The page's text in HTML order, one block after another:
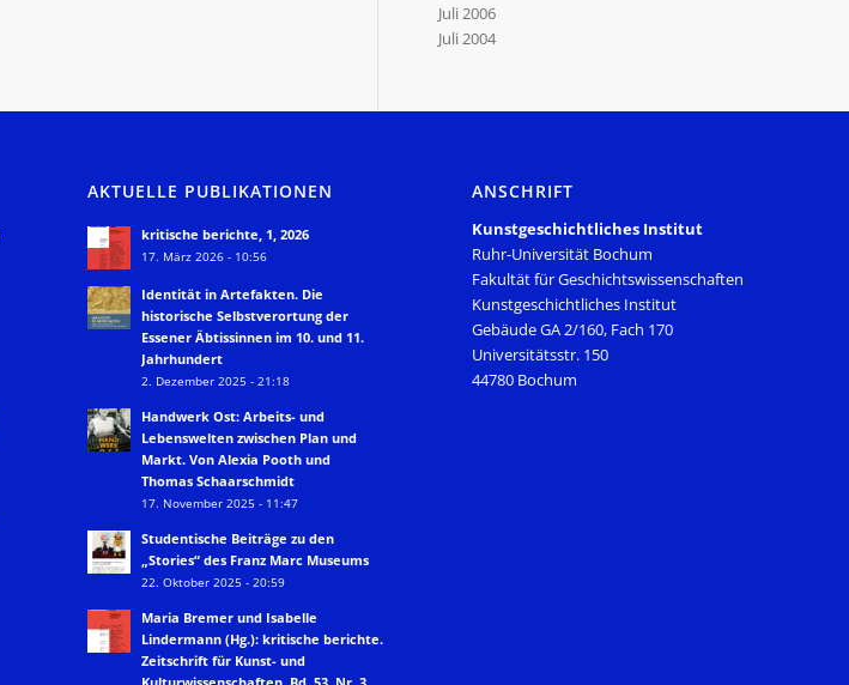
Juli 2006
Juli 2004
AKTUELLE PUBLIKATIONEN
kritische berichte, 1, 2026
17. März 2026 - 10:56
Identität in Artefakten. Die
historische Selbstverortung der
Essener Äbtissinnen im 10. und 11.
Jahrhundert
2. Dezember 2025 - 21:18
Handwerk Ost: Arbeits- und
Lebenswelten zwischen Plan und
Markt. Von Alexia Pooth und
Thomas Schaarschmidt
17. November 2025 - 11:47
Studentische Beiträge zu den
„Stories“ des Franz Marc Museums
22. Oktober 2025 - 20:59
Maria Bremer und Isabelle
Lindermann (Hg.): kritische berichte.
Zeitschrift für Kunst- und
ANSCHRIFT
Kunstgeschichtliches Institut
Ruhr-Universität Bochum
Fakultät für Geschichtswissenschaften
Kunstgeschichtliches Institut
Gebäude GA 2/160, Fach 170
Universitätsstr. 150
44780 Bochum